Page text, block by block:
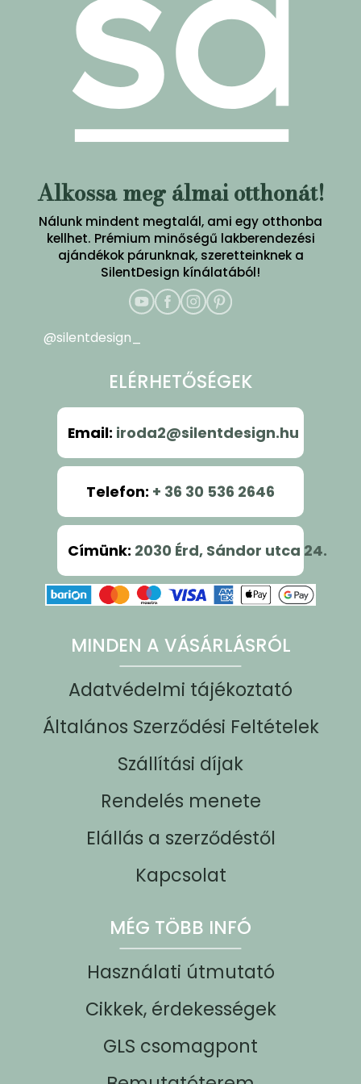
Alkossa meg álmai otthonát!
Nálunk mindent megtalál, ami egy otthonba
kellhet. Prémium minőségű lakberendezési
ajándékok párunknak, szeretteinknek a
SilentDesign kínálatából!
MINDEN A VÁSÁRLÁSRÓL
Adatvédelmi tájékoztató
Általános Szerződési Feltételek
Szállítási díjak
Rendelés menete
Elállás a szerződéstől
Kapcsolat
MÉG TÖBB INFÓ
Használati útmutató
Cikkek, érdekességek
GLS csomagpont
@silentdesign_
ELÉRHETŐSÉGEK
Email: iroda2@silentdesign.hu
Telefon: + 36 30 536 2646
Címünk: 2030 Érd, Sándor utca 24.